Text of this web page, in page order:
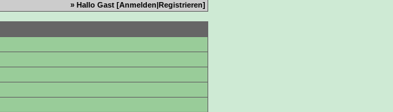
» Hallo Gast [Anmelden|Registrieren]